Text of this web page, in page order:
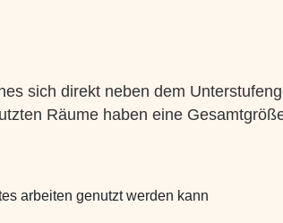
sich direkt neben dem
Räume haben eine
arbeiten genutzt werden kann